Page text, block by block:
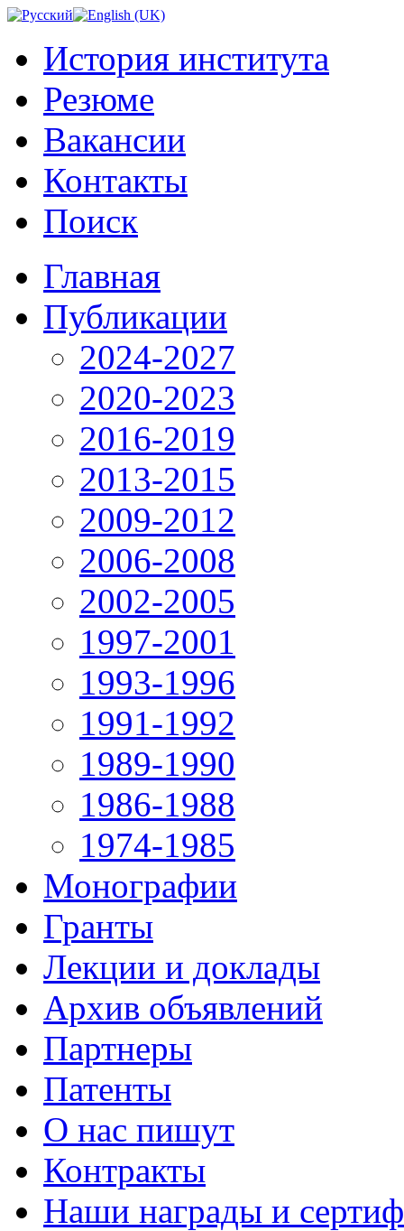
История института
Резюме
Вакансии
Контакты
Поиск
Главная
Публикации
2024-2027
2020-2023
2016-2019
2013-2015
2009-2012
2006-2008
2002-2005
1997-2001
1993-1996
1991-1992
1989-1990
1986-1988
1974-1985
Монографии
Гранты
Лекции и доклады
Архив объявлений
Партнеры
Патенты
О нас пишут
Контракты
Наши награды и